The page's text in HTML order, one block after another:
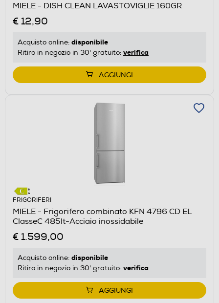
MIELE - DISH CLEAN LAVASTOVIGLIE 160GR
€ 12,90
Acquisto online: disponibile
Ritiro in negozio in 30' gratuito: verifica
AGGIUNGI
FRIGORIFERI
MIELE - Frigorifero combinato KFN 4796 CD EL
ClasseC 485lt-Acciaio inossidabile
€ 1.599,00
Acquisto online: disponibile
Ritiro in negozio in 30' gratuito: verifica
AGGIUNGI